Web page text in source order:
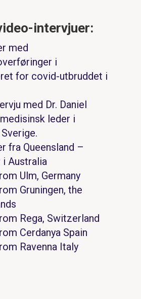
intervjuer:
med
i
for covid-utbruddet i
med Dr. Daniel
leder i
fra Queensland –
Australia
Ulm, Germany
Gruningen, the
Rega, Switzerland
Cerdanya Spain
Ravenna Italy